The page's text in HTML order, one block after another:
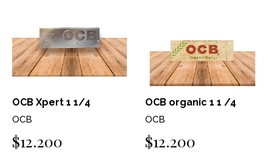
OCB organic 1 1 /4
OCB
$12.200
OCB Virgin 1 1/4
OCB
$13.690